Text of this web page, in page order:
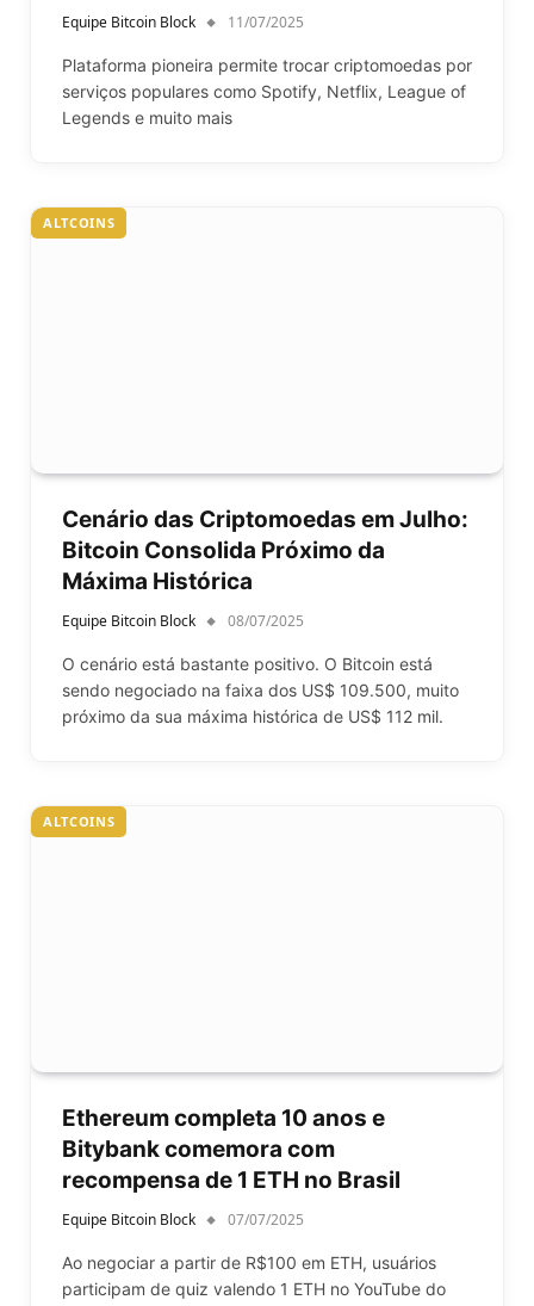
Equipe Bitcoin Block 11/07/2025
Plataforma pioneira permite trocar criptomoedas por
serviços populares como Spotify, Netflix, League of
Legends e muito mais
ALTCOINS
Cenário das Criptomoedas em Julho:
Bitcoin Consolida Próximo da
Máxima Histórica
Equipe Bitcoin Block 08/07/2025
O cenário está bastante positivo. O Bitcoin está
sendo negociado na faixa dos US$ 109.500, muito
próximo da sua máxima histórica de US$ 112 mil.
ALTCOINS
Ethereum completa 10 anos e
Bitybank comemora com
recompensa de 1 ETH no Brasil
Equipe Bitcoin Block 07/07/2025
Ao negociar a partir de R$100 em ETH, usuários
participam de quiz valendo 1 ETH no YouTube do